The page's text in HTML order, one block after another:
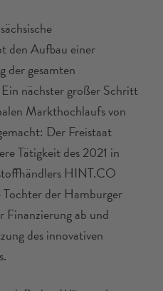
den Aufbau einer
der gesamten
nächster großer Schritt
Markthochlaufs von
Der Freistaat
Tätigkeit des 2021 in
HINT.CO
der Hamburger
ab und
des innovativen